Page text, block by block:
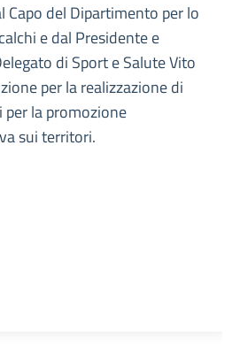
Capo del Dipartimento per lo
e dal Presidente e
di Sport e Salute Vito
per la realizzazione di
la promozione
sui territori.